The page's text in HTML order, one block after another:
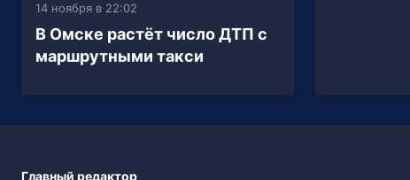
14 ноября в 22:02
В Омске растёт число ДТП с
маршрутными такси
Главный редактор